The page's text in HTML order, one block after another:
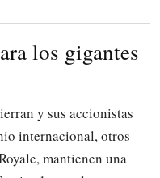
los gigantes
y sus accionistas
internacional, otros
mantienen una